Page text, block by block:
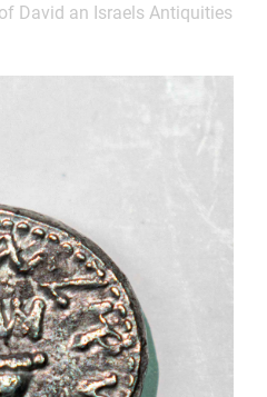
David an Israels Antiquities